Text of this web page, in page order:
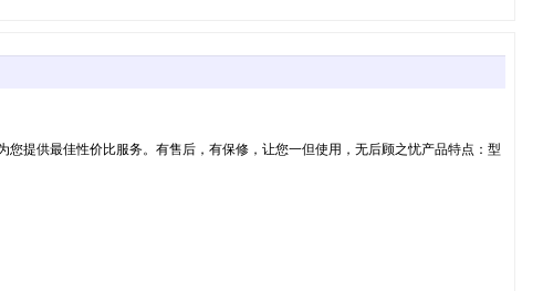
您提供最佳性价比服务。有售后，有保修，让您一但使用，无后顾之忧产品特点：型